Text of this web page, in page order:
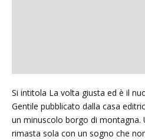
Si intitola La volta giusta ed è il
Gentile pubblicato dalla casa
un minuscolo borgo di montagna.
rimasta sola con un sogno che